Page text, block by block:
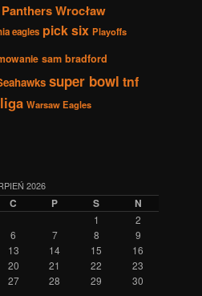
Panthers Wrocław
eagles pick six Playoffs
sam bradford
super bowl tnf
Warsaw Eagles
2026
C P S N
1
2
6 7 8
9
13 14 15
16
20 21 22
23
27 28 29
30